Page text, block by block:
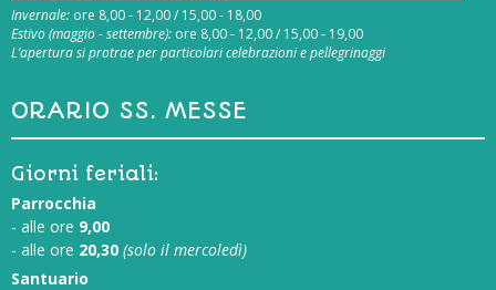
Invernale: ore 8,00 - 12,00 / 15,00 - 18,00
Estivo (maggio - settembre): ore 8,00 - 12,00 / 15,00 - 19,00
L’apertura si protrae per particolari celebrazioni e pellegrinaggi
ORARIO SS. MESSE
Giorni feriali:
Parrocchia
- alle ore 9,00
- alle ore 20,30 (solo il mercoledì)
Santuario